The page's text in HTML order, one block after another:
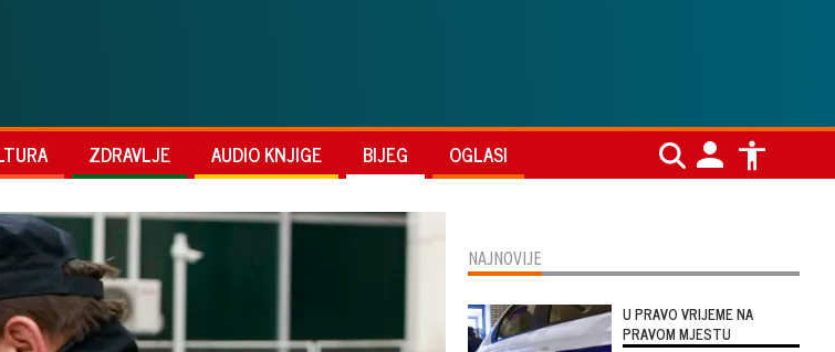
ZDRAVLJE AUDIO KNJIGE BIJEG OGLASI
NAJNOVIJE
U PRAVO VRIJEME NA
PRAVOM MJESTU